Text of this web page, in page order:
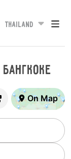
Thailand
Бангкоке
On Map